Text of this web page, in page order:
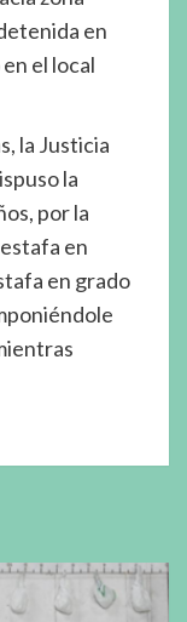
en
el local
la Justicia
la
por la
en
en grado